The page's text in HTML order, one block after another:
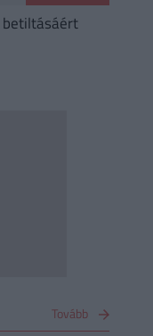
betiltásáért
Tovább